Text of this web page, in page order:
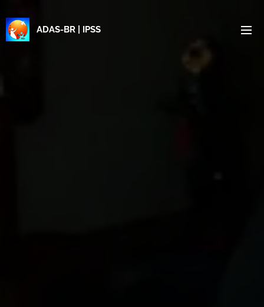
ADAS-BR | IPSS